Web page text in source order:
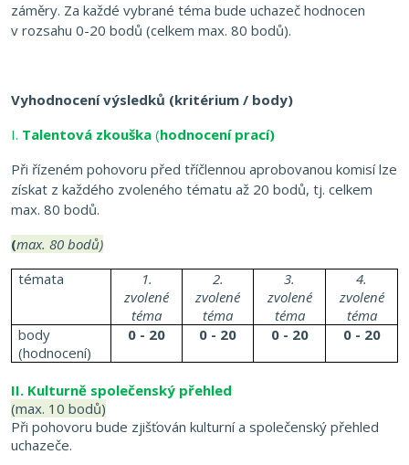
záměry. Za každé vybrané téma bude uchazeč hodnocen
v rozsahu 0-20 bodů (celkem max. 80 bodů).
Vyhodnocení výsledků (kritérium / body)
I. Talentová zkouška (hodnocení prací)
Při řízeném pohovoru před tříčlennou aprobovanou komisí lze
získat z každého zvoleného tématu až 20 bodů, tj. celkem
max. 80 bodů.
(max. 80 bodů)
témata
1.
zvolené
téma
2.
zvolené
téma
3.
zvolené
téma
4.
zvolené
téma
body
(hodnocení)
0 - 20 0 - 20 0 - 20 0 - 20
II. Kulturně společenský přehled
(max. 10 bodů)
Při pohovoru bude zjišťován kulturní a společenský přehled
uchazeče.